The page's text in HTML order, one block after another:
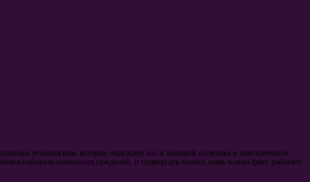
технологиям, которые окружают нас в большой политике и повседневной
избежать оценочных суждений, и подвергать оценке лишь только факт, работает